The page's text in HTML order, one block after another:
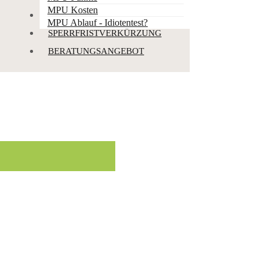
MPU Kosten
MPU Ablauf - Idiotentest?
PUNKTEABBBAU
SPERRFRISTVERKÜRZUNG
BERATUNGSANGEBOT